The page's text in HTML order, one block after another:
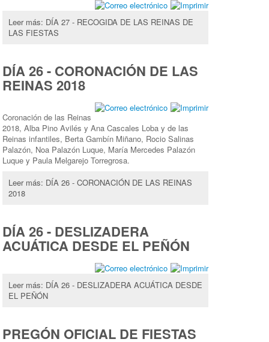
Leer más: DÍA 27 - RECOGIDA DE LAS REINAS DE
LAS FIESTAS
DÍA 26 - CORONACIÓN DE LAS
REINAS 2018
Coronación de las Reinas
2018, Alba Pino Avilés y Ana Cascales Loba y de las
Reinas infantiles, Berta Gambín Miñano, Rocio Salinas
Palazón, Noa Palazón Luque, María Mercedes Palazón
Luque y Paula Melgarejo Torregrosa.
Leer más: DÍA 26 - CORONACIÓN DE LAS REINAS
2018
DÍA 26 - DESLIZADERA
ACUÁTICA DESDE EL PEÑÓN
Leer más: DÍA 26 - DESLIZADERA ACUÁTICA DESDE
EL PEÑÓN
PREGÓN OFICIAL DE FIESTAS